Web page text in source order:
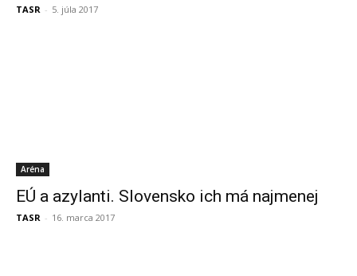
TASR - 5. júla 2017
Aréna
EÚ a azylanti. Slovensko ich má najmenej
TASR - 16. marca 2017